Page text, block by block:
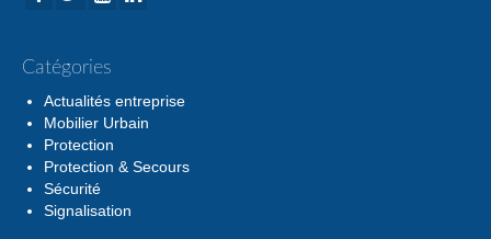
Catégories
Actualités entreprise
Mobilier Urbain
Protection
Protection & Secours
Sécurité
Signalisation